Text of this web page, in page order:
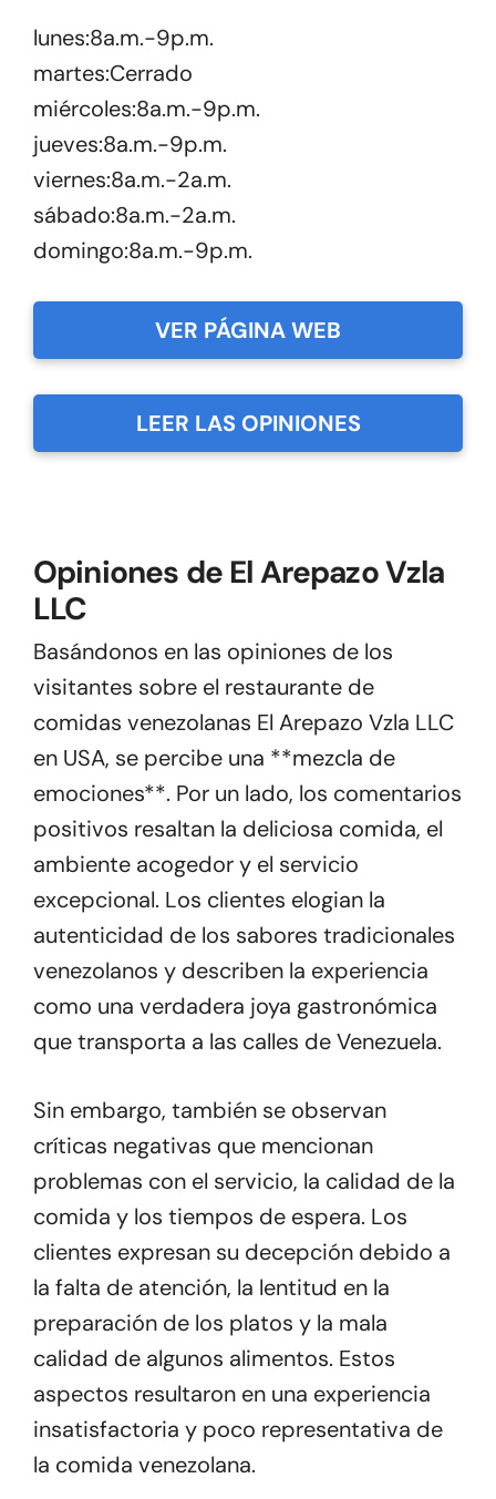
lunes:8a.m.-9p.m.
martes:Cerrado
miércoles:8a.m.-9p.m.
jueves:8a.m.-9p.m.
viernes:8a.m.-2a.m.
sábado:8a.m.-2a.m.
domingo:8a.m.-9p.m.
VER PÁGINA WEB
LEER LAS OPINIONES
Opiniones de El Arepazo Vzla
LLC
Basándonos en las opiniones de los
visitantes sobre el restaurante de
comidas venezolanas El Arepazo Vzla LLC
en USA, se percibe una **mezcla de
emociones**. Por un lado, los comentarios
positivos resaltan la deliciosa comida, el
ambiente acogedor y el servicio
excepcional. Los clientes elogian la
autenticidad de los sabores tradicionales
venezolanos y describen la experiencia
como una verdadera joya gastronómica
que transporta a las calles de Venezuela.
Sin embargo, también se observan
críticas negativas que mencionan
problemas con el servicio, la calidad de la
comida y los tiempos de espera. Los
clientes expresan su decepción debido a
la falta de atención, la lentitud en la
preparación de los platos y la mala
calidad de algunos alimentos. Estos
aspectos resultaron en una experiencia
insatisfactoria y poco representativa de
la comida venezolana.